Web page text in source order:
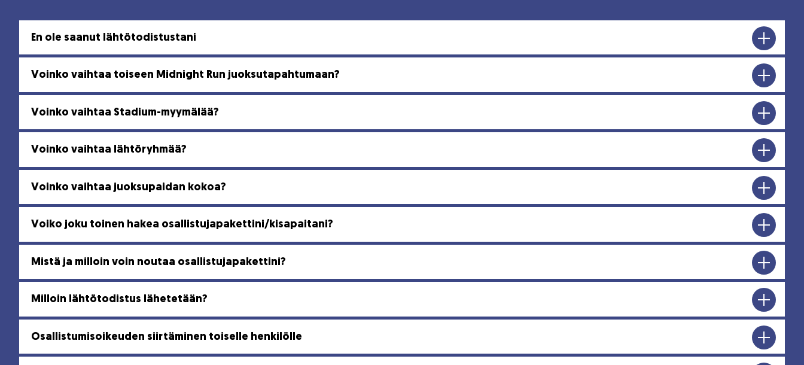
En ole saanut lähtötodistustani
Voinko vaihtaa toiseen Midnight Run juoksutapahtumaan?
Voinko vaihtaa Stadium-myymälää?
Voinko vaihtaa lähtöryhmää?
Voinko vaihtaa juoksupaidan kokoa?
Voiko joku toinen hakea osallistujapakettini/kisapaitani?
Mistä ja milloin voin noutaa osallistujapakettini?
Milloin lähtötodistus lähetetään?
Osallistumisoikeuden siirtäminen toiselle henkilölle